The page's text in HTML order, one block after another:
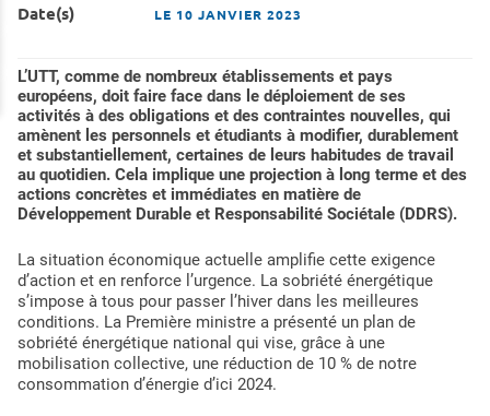
Date(s) LE 10 JANVIER 2023
L’UTT, comme de nombreux établissements et pays
européens, doit faire face dans le déploiement de ses
activités à des obligations et des contraintes nouvelles, qui
amènent les personnels et étudiants à modifier, durablement
et substantiellement, certaines de leurs habitudes de travail
au quotidien. Cela implique une projection à long terme et des
actions concrètes et immédiates en matière de
Développement Durable et Responsabilité Sociétale (DDRS).
La situation économique actuelle amplifie cette exigence
d’action et en renforce l’urgence. La sobriété énergétique
s’impose à tous pour passer l’hiver dans les meilleures
conditions. La Première ministre a présenté un plan de
sobriété énergétique national qui vise, grâce à une
mobilisation collective, une réduction de 10 % de notre
consommation d’énergie d’ici 2024.